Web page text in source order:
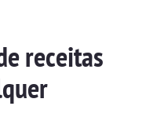
receitas